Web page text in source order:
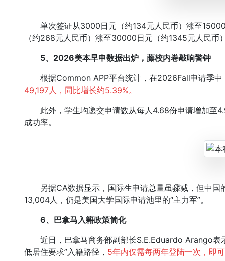
单次签证从3000日元（约134元人民币）涨至
（约268元人民币）涨至30000日元（约1345元人民
5、2026美本早申数据出炉，藤校内卷敲响警钟
根据Common APP平台统计，在2026Fall申请季中
49,197人，同比增长约5.39%。
此外，学生均递交申请数从每人4.68份申请增加至
成功率。
另据CA数据显示，国际生申请总量虽骤减，但中国
13,004人，仍是美国大学国际申请池里的“主力军”。
6、巴拿马入籍政策简化
近日，巴拿马商务部副部长S.E.Eduardo Arango表
低居住要求”入籍路径， 5年内仅需每两年登陆一次，即